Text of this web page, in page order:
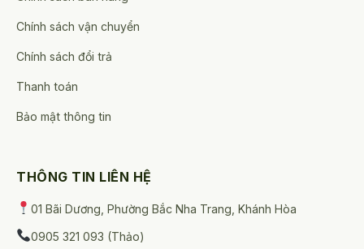
Chính sách vận chuyển
Chính sách đổi trả
Thanh toán
Bảo mật thông tin
THÔNG TIN LIÊN HỆ
01 Bãi Dương, Phường Bắc Nha Trang, Khánh Hòa
0905 321 093 (Thảo)